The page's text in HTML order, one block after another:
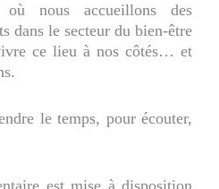
où nous accueillons des
dans le secteur du bien-être
ce lieu à nos côtés… et
le temps, pour écouter,
est mise à disposition